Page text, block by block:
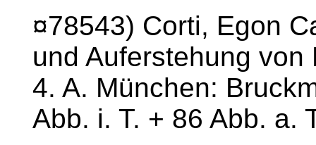
¤78543) Corti, Egon
und Auferstehung
4. A. München:
Abb. i. T. + 86 Abb. a.